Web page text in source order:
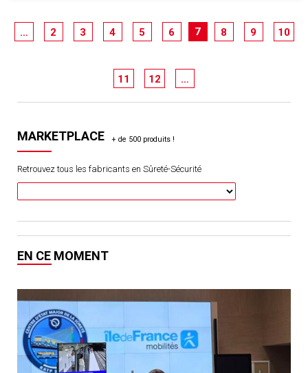
… 2 3 4 5 6 7 8 9 10
11 12 …
MARKETPLACE
Retrouvez tous les fabricants en Sûreté-Sécurité
EN CE MOMENT